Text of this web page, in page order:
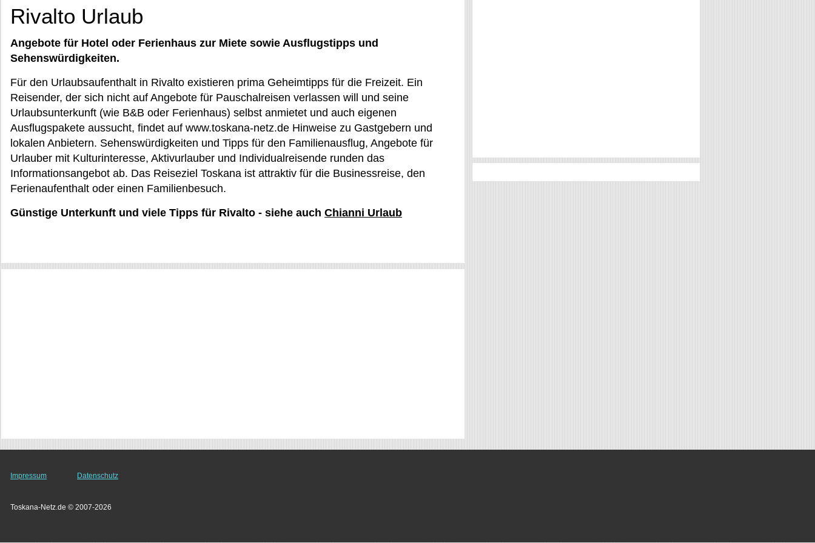
Rivalto Urlaub
Angebote für Hotel oder Ferienhaus zur Miete sowie Ausflugstipps und
Sehenswürdigkeiten.
Für den Urlaubsaufenthalt in Rivalto existieren prima Geheimtipps für die Freizeit. Ein
Reisender, der sich nicht auf Angebote für Pauschalreisen verlassen will und seine
Urlaubsunterkunft (wie B&B oder Ferienhaus) selbst anmietet und auch eigenen
Ausflugspakete aussucht, findet auf www.toskana-netz.de Hinweise zu Gastgebern und
lokalen Anbietern. Sehenswürdigkeiten und Tipps für den Familienausflug, Angebote für
Urlauber mit Kulturinteresse, Aktivurlauber und Individualreisende runden das
Informationsangebot ab. Das Reiseziel Toskana ist attraktiv für die Businessreise, den
Ferienaufenthalt oder einen Familienbesuch.
Günstige Unterkunft und viele Tipps für Rivalto - siehe auch Chianni Urlaub
Impressum Datenschutz
Toskana-Netz.de © 2007-2026